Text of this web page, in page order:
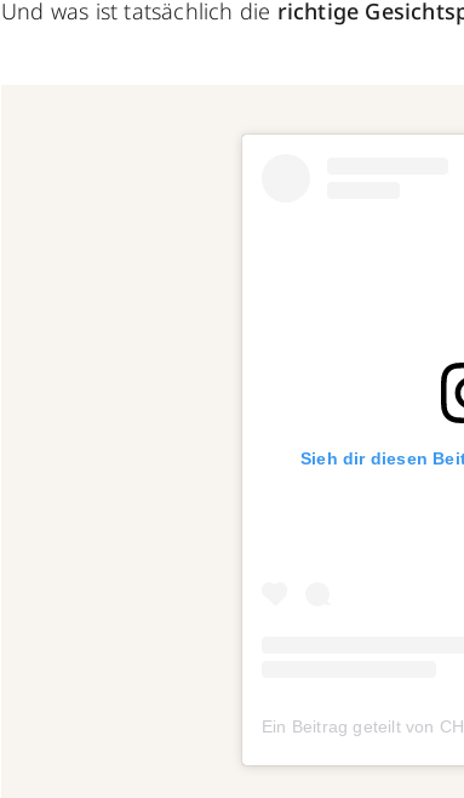
Und was ist tatsächlich die richtige
Sieh dir diesen